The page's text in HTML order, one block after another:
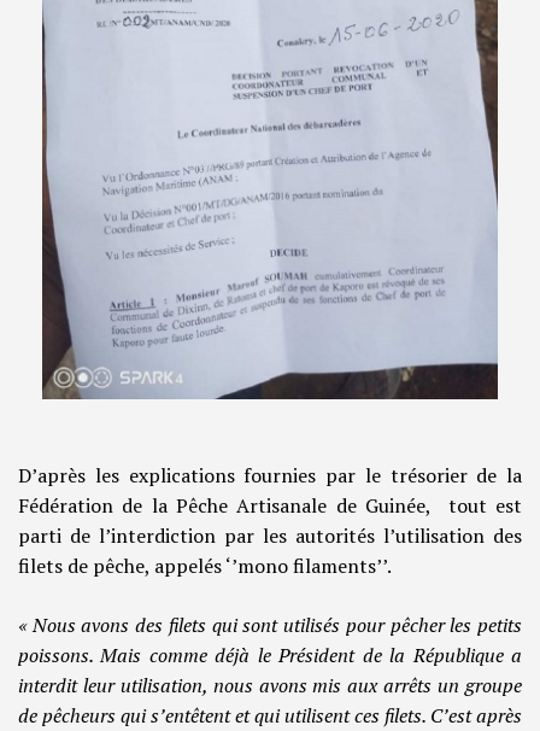
D’après les explications fournies par le trésorier de la
Fédération de la Pêche Artisanale de Guinée, tout est
parti de l’interdiction par les autorités l’utilisation des
filets de pêche, appelés ‘’mono filaments’’.
« Nous avons des filets qui sont utilisés pour pêcher les petits
poissons. Mais comme déjà le Président de la République a
interdit leur utilisation, nous avons mis aux arrêts un groupe
de pêcheurs qui s’entêtent et qui utilisent ces filets. C’est après